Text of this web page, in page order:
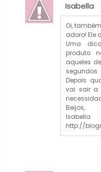
Isabella
Oi,
adoro! Ele
Uma
produto
aqueles
Depois
vai sair a
Beijos,
Isabella
http://